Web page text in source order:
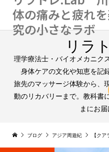
体の痛みと疲れ
究の小さなラボ
リラ
理学療法士・バイオメカニク
身体ケアの文化や知恵を記
旅先のマッサージ体験から、
動のリカバリーまで。教科書
まにお届
ブログ アジア周遊紀 【クアラルン